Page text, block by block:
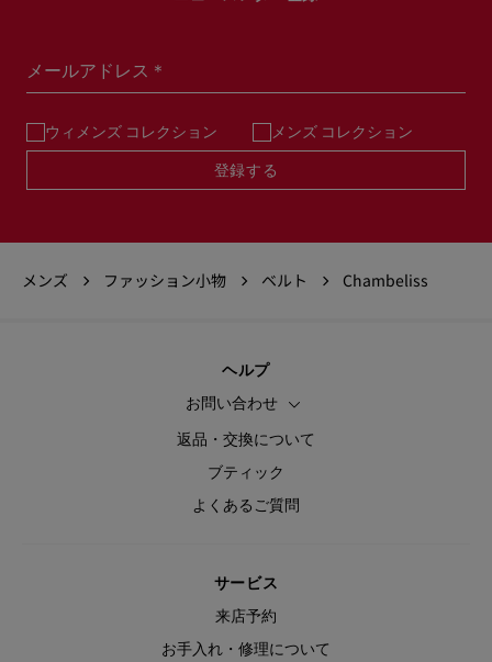
メールアドレス＊
ウィメンズ コレクション メンズ コレクション
登録する
メンズ ファッション小物 ベルト Chambeliss
ヘルプ
お問い合わせ
返品・交換について
ブティック
よくあるご質問
サービス
来店予約
お手入れ・修理について